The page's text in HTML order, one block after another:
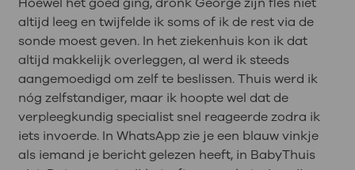
altijd leeg en twijfelde ik soms of ik de rest via de
sonde moest geven. In het ziekenhuis kon ik dat
altijd makkelijk overleggen, al werd ik steeds
aangemoedigd om zelf te beslissen. Thuis werd ik
nóg zelfstandiger, maar ik hoopte wel dat de
verpleegkundig specialist snel reageerde zodra ik
iets invoerde. In WhatsApp zie je een blauw vinkje
als iemand je bericht gelezen heeft, in BabyThuis